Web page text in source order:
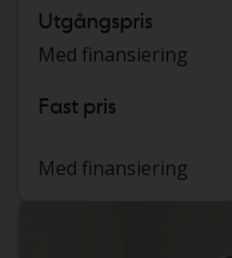
Utgångspris
Med finansiering
Fast pris
Med finansiering